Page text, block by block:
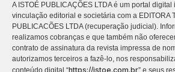
A ISTOÉ PUBLICAÇÕES LTDA é um portal
vinculação editorial e societária com a EDITORA
PUBLICACÕES LTDA (recuperação judicial).
realizamos cobranças e que também não
contrato de assinatura da revista impressa de
autorizamos terceiros a fazê-lo, nos
conteúdo digital “https://istoe.com.br” e seus